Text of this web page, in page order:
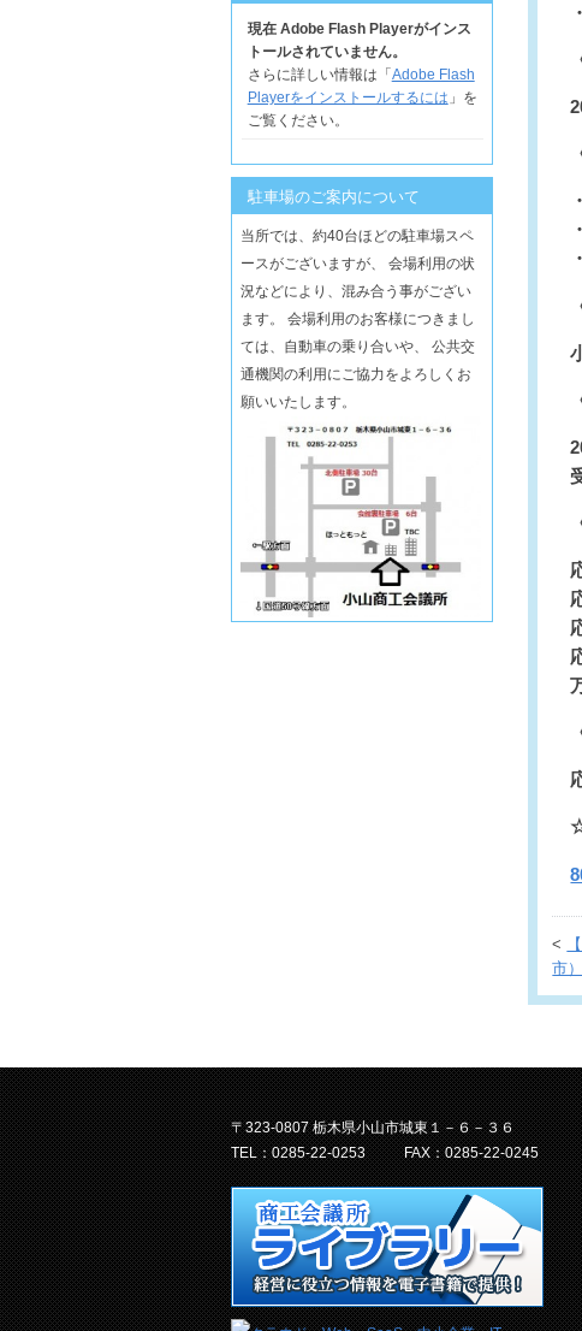
<
市）
現在 Adobe Flash Playerがインス
トールされていません。
さらに詳しい情報は「 Adobe Flash
Playerをインストールするには 」を
ご覧ください。
駐車場のご案内について
当所では、約40台ほどの駐車場スペ
ースがございますが、 会場利用の状
況などにより、混み合う事がござい
ます。 会場利用のお客様につきまし
ては、自動車の乗り合いや、 公共交
通機関の利用にご協力をよろしくお
願いいたします。
〒323-0807 栃木県小山市城東１－６－３６
TEL：0285-22-0253
FAX：0285-22-0245